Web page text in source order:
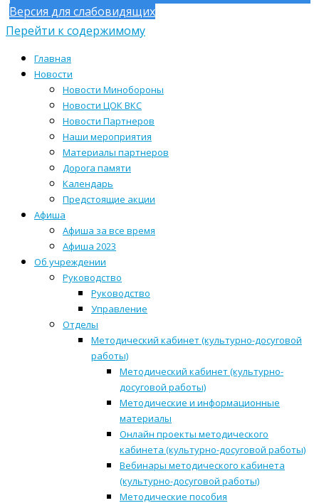
Версия для слабовидящих
Перейти к содержимому
Главная
Новости
Новости Минобороны
Новости ЦОК ВКС
Новости Партнеров
Наши мероприятия
Материалы партнеров
Дорога памяти
Календарь
Предстоящие акции
Афиша
Афиша за все время
Афиша 2023
Об учреждении
Руководство
Руководство
Управление
Отделы
Методический кабинет (культурно-досуговой
работы)
Методический кабинет (культурно-
досуговой работы)
Методические и информационные
материалы
Онлайн проекты методического
кабинета (культурно-досуговой работы)
Вебинары методического кабинета
(культурно-досуговой работы)
Методические пособия